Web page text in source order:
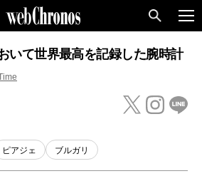
いて世界最高を記録した腕時計
ピアジェ ブルガリ